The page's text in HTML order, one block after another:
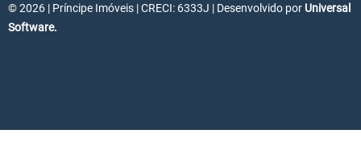
© 2026 | Príncipe Imóveis | CRECI: 6333J | Desenvolvido por Universal
Software.